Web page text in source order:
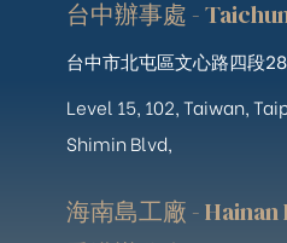
台中辦事處 -
台中市北屯區文心路四段
Level 15, 102, Taiwan,
Shimin Blvd,
海南島工廠 -